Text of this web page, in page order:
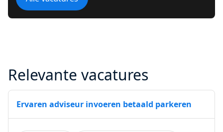
Relevante vacatures
Ervaren adviseur invoeren betaald parkeren